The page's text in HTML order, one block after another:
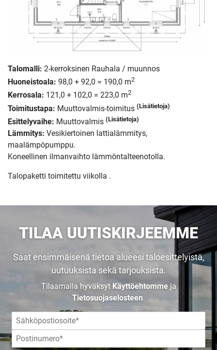
Talomalli: 2-kerroksinen Rauhala / muunnos
Huoneistoala: 98,0 + 92,0 = 190,0 m2
Kerrosala: 121,0 + 102,0 = 223,0 m2
Toimitustapa: Muuttovalmis-toimitus (Lisätietoja)
Esittelyvaihe: Muuttovalmis (Lisätietoja)
Lämmitys: Vesikiertoinen lattialämmitys,
maalämpöpumppu.
Koneellinen ilmanvaihto lämmöntalteenotolla.
Talopaketti toimitettu viikolla .
TILAA UUTISKIRJEEMME
Saat ensimmäisenä tietoa alueesi taloesittelyistä,
uutuuksista sekä tarjouksista.
Tilaamalla hyväksyt Käyttöehtommeja
Tietosuojaselosteen.
UUSI
UNELMISTA
KODIKSI-
TALOKIRJA ON